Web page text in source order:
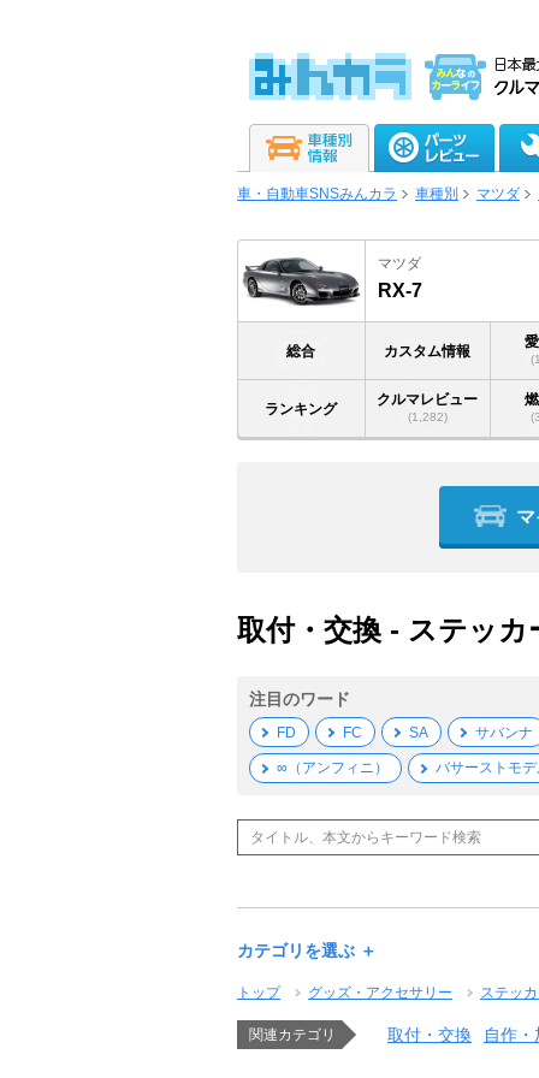
車・自動車SNSみんカラ 車種別 マツダ
マツダ
RX-7
総合 カスタム情報
ランキング
クルマレビュー
(1,282)
取付・交換 - ステッカ
注目のワード
FD FC SA サバンナ
∞（アンフィニ） バサーストモ
カテゴリを選ぶ ＋
トップ グッズ・アクセサリー ステッ
関連カテゴリ 取付・交換 自作・